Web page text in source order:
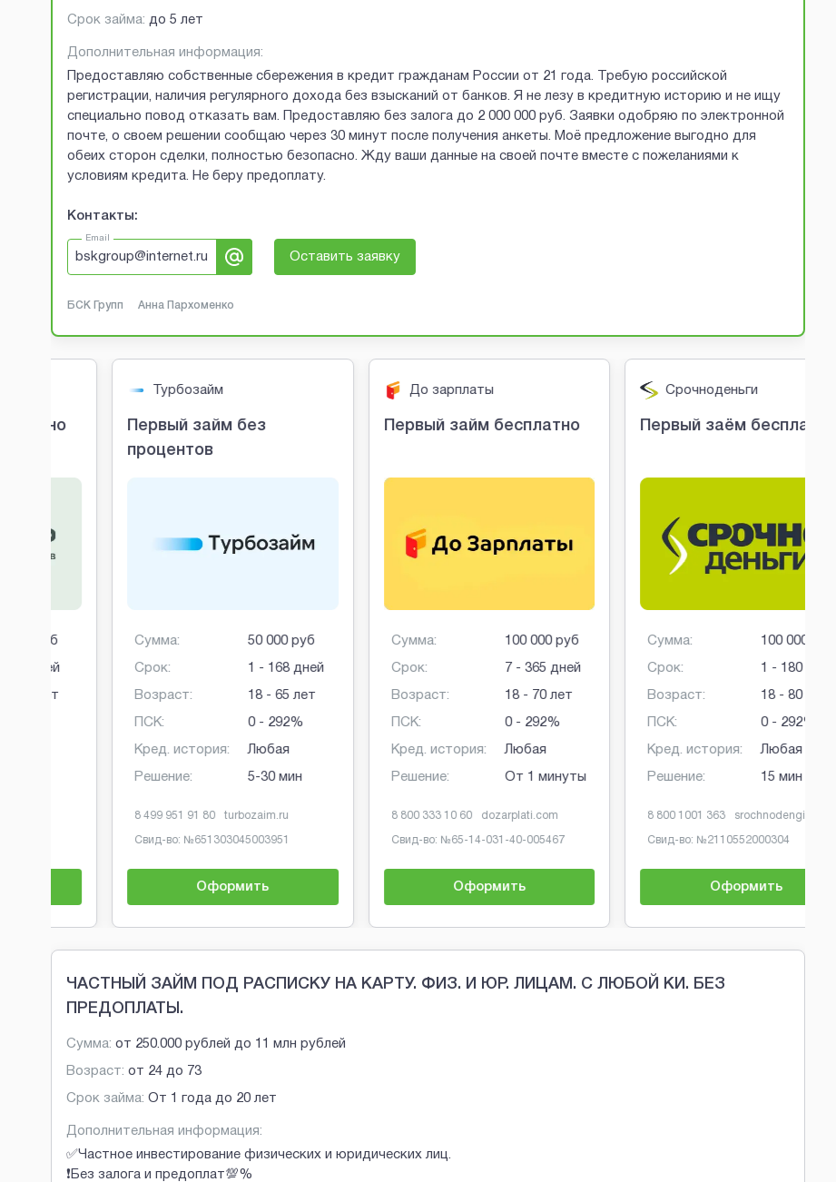
Срок займа: до 5 лет
Дополнительная информация:
Предоставляю собственные сбережения в кредит гражданам России от 21 года. Требую российской
регистрации, наличия регулярного дохода без взысканий от банков. Я не лезу в кредитную историю и не ищу
специально повод отказать вам. Предоставляю без залога до 2 000 000 руб. Заявки одобряю по электронной
почте, о своем решении сообщаю через 30 минут после получения анкеты. Моё предложение выгодно для
обеих сторон сделки, полностью безопасно. Жду ваши данные на своей почте вместе с пожеланиями к
условиям кредита. Не беру предоплату.
Контакты:
Email
bskgroup@internet.ru Оставить заявку
БСК Групп Анна Пархоменко
Турбозайм
Первый займ без
процентов
Кред. история:
50 000 руб
1 - 168 дней
18 - 65 лет
Любая
5-30 мин
8 499 951 91 80 turbozaim.ru
651303045003951
Оформить
До зарплаты
Первый займ бесплатно
Кред. история:
100 000 руб
7 - 365 дней
18 - 70 лет
Любая
От 1 минуты
8 800 333 10 60 dozarplati.com
65-14-031-40-005467
Оформить
Срочноденьги
Первый заём бесплатно
Кред. история:
100 000 руб
1 - 180 дней
18 - 80 лет
Любая
15 мин
8 800 1001 363 srochnodengi.ru
2110552000304
Оформить
Brobaza - Обычные объявления
ЧАСТНЫЙ ЗАЙМ ПОД РАСПИСКУ НА КАРТУ. ФИЗ. И ЮР. ЛИЦАМ. С ЛЮБОЙ КИ. БЕЗ
ПРЕДОПЛАТЫ.
Сумма: от 250.000 рублей до 11 млн рублей
Возраст: от 24 до 73
Срок займа: От 1 года до 20 лет
Дополнительная информация:
✅Частное инвестирование физических и юридических лиц.
❗Без залога и предоплат💯%